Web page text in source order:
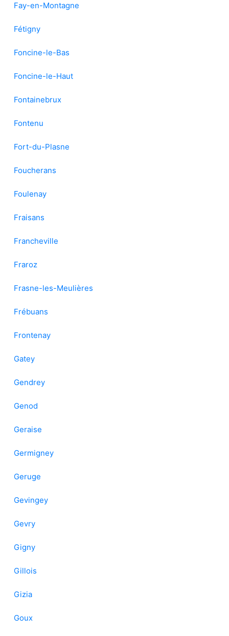
Fay-en-Montagne
Fétigny
Foncine-le-Bas
Foncine-le-Haut
Fontainebrux
Fontenu
Fort-du-Plasne
Foucherans
Foulenay
Fraisans
Francheville
Fraroz
Frasne-les-Meulières
Frébuans
Frontenay
Gatey
Gendrey
Genod
Geraise
Germigney
Geruge
Gevingey
Gevry
Gigny
Gillois
Gizia
Goux